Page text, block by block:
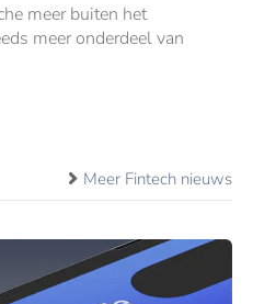
meer buiten het
meer onderdeel van
Meer Fintech nieuws